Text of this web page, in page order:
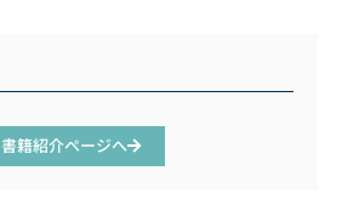
書籍紹介ページへ